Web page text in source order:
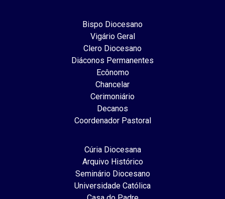
Bispo Diocesano
Vigário Geral
Clero Diocesano
Diáconos Permanentes
Ecônomo
Chancelar
Cerimoniário
Decanos
Coordenador Pastoral
Cúria Diocesana
Arquivo Histórico
Seminário Diocesano
Universidade Católica